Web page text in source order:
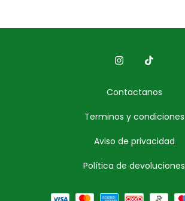
Contactanos
Terminos y condiciones
Aviso de privacidad
Política de devoluciones